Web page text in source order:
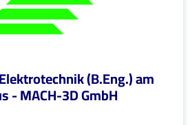
(B.Eng.) am
- MACH-3D GmbH